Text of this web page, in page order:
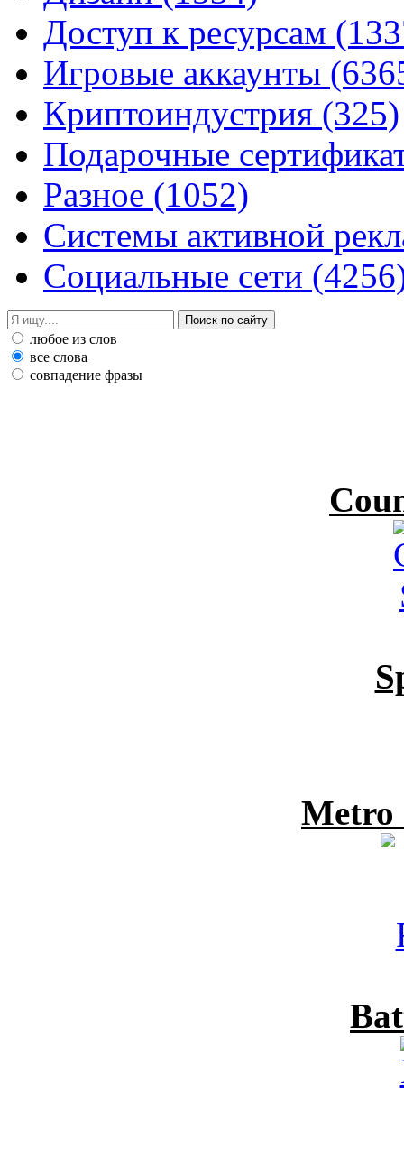
Доступ к ресурсам
Игровые аккаунты
Криптоиндустрия (325)
Подарочные
Разное (1052)
Системы активной
Социальные сети
любое из слов
все слова
совпадение фразы
Metro